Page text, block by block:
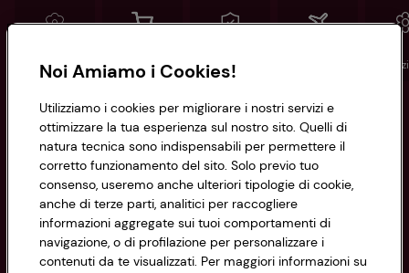
Conad Spesa online Assicurazioni
Informazioni
Privacy Policy
Cookie Policy
Impostazioni Cookie
CONAD SOCIETÀ COOPERATIVA
Via Michelino, 59 | 40127 BOLOGNA
Codice Fiscale e Registro Imprese
Noi Amiamo i Cookies!
Utilizziamo i cookies per migliorare i nostri servizi e
ottimizzare la tua esperienza sul nostro sito. Quelli di
natura tecnica sono indispensabili per permettere il
corretto funzionamento del sito. Solo previo tuo
consenso, useremo anche ulteriori tipologie di cookie,
anche di terze parti, analitici per raccogliere
informazioni aggregate sui tuoi comportamenti di
navigazione, o di profilazione per personalizzare i
contenuti da te visualizzati. Per maggiori informazioni su